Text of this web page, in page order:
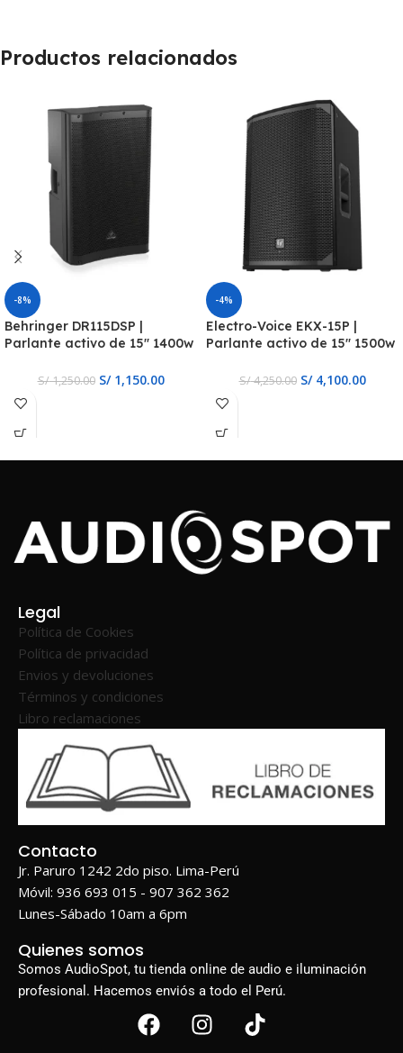
Productos relacionados
-8%
Behringer DR115DSP |
Parlante activo de 15″ 1400w
S/1,250.00 S/1,150.00
-4%
Electro-Voice EKX-15P |
Parlante activo de 15″ 1500w
S/4,250.00 S/4,100.00
Legal
Política de Cookies
Política de privacidad
Envios y devoluciones
Términos y condiciones
Libro reclamaciones
Contacto
Jr. Paruro 1242 2do piso. Lima-Perú
Móvil: 936 693 015 - 907 362 362
Lunes-Sábado 10am a 6pm
Quienes somos
Somos AudioSpot, tu tienda online de audio e iluminación
profesional. Hacemos enviós a todo el Perú.